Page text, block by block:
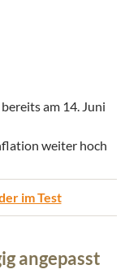
am 14. Juni
weiter hoch
im Test
angepasst